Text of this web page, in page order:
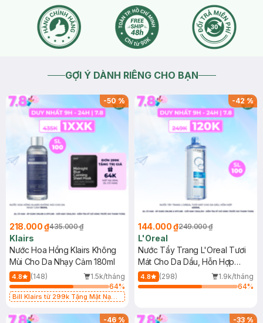
GỢI Ý DÀNH RIÊNG CHO BẠN
-50%
218.000 ₫435.000 ₫
Klairs
Nước Hoa Hồng Klairs Không
Mùi Cho Da Nhạy Cảm 180ml
4.8 (148)
1.5k/tháng
64%
Bill Klairs từ 299k Tặng Mặt Nạ
25ml (SL Có Hạn)
-42%
144.000 ₫249.000 ₫
L'Oreal
Nước Tẩy Trang L'Oreal Tươi
Mát Cho Da Dầu, Hỗn Hợp
400ml
4.8 (298)
1.9k/tháng
64%
-46% -33%